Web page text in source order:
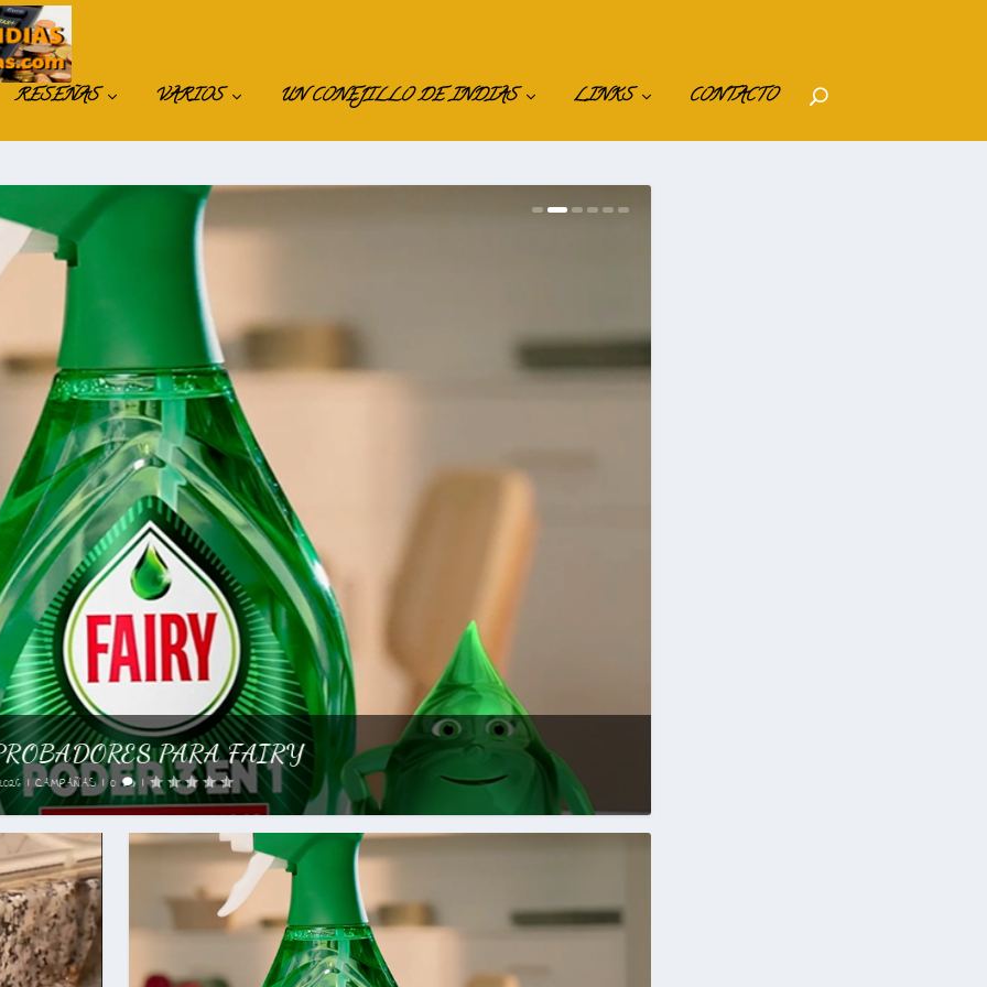
RESEÑAS VARIOS UN CONEJILLO DE INDIAS LINKS CONTACTO
|0 |
PARA FAIRY